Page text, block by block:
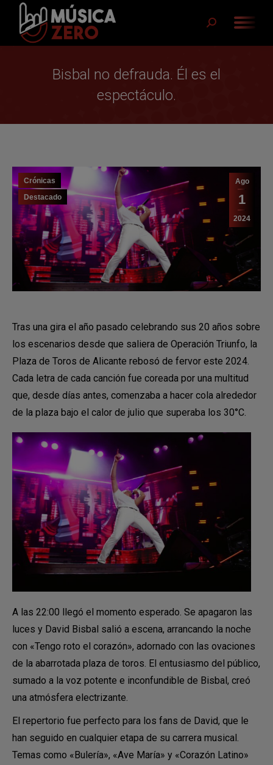
Buscar:
Bisbal no defrauda. Él es el
espectáculo.
Ago
1
2024
Crónicas
Destacado
Tras una gira el año pasado celebrando sus 20 años sobre
los escenarios desde que saliera de Operación Triunfo, la
Plaza de Toros de Alicante rebosó de fervor este 2024.
Cada letra de cada canción fue coreada por una multitud
que, desde días antes, comenzaba a hacer cola alrededor
de la plaza bajo el calor de julio que superaba los 30°C.
A las 22:00 llegó el momento esperado. Se apagaron las
luces y David Bisbal salió a escena, arrancando la noche
con «Tengo roto el corazón», adornado con las ovaciones
de la abarrotada plaza de toros. El entusiasmo del público,
sumado a la voz potente e inconfundible de Bisbal, creó
una atmósfera electrizante.
El repertorio fue perfecto para los fans de David, que le
han seguido en cualquier etapa de su carrera musical.
Temas como «Bulería», «Ave María» y «Corazón Latino»